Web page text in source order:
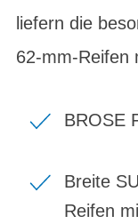
liefern die
62-mm-Reifen
BROSE
Breite
Reifen